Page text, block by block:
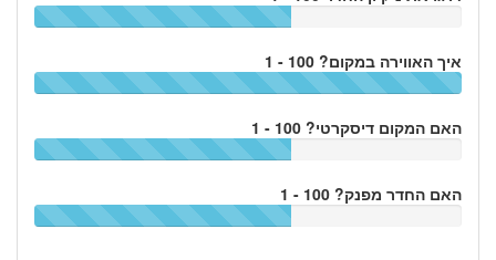
איך האווירה במקום? 100 - 1
האם המקום דיסקרטי? 100 - 1
האם החדר מפנק? 100 - 1